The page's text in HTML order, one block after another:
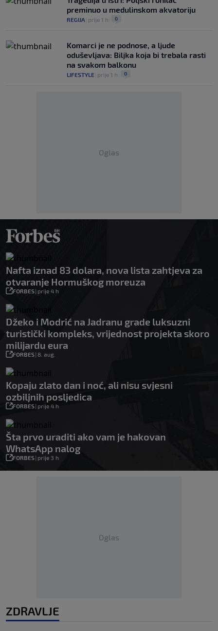
preminuo u medulinskom akvatoriju
REGIJA prije 1 h 0
Komarci je ne podnose, a ljude
oduševljava: Biljka koja bi trebala rasti
na svakom balkonu
LIFESTYLE prije 1 h 0
Oglas
Nafta iznad 83 dolara, nova lista zahtjeva za
otvaranje Hormuškog moreuza
FORBES| prije 4 h
Džeko i Modrić na Jadranu grade luksuzni
turistički kompleks, vrijednost projekta skoro
milijardu eura
FORBES| 8. aug.
Kopaju zlato dan i noć, ali nisu svjesni
ozbiljnih posljedica
FORBES| prije 4 h
Šta prvo uraditi ako vam je hakovan
WhatsApp nalog
FORBES| prije 3 h
Oglas
ZDRAVLJE